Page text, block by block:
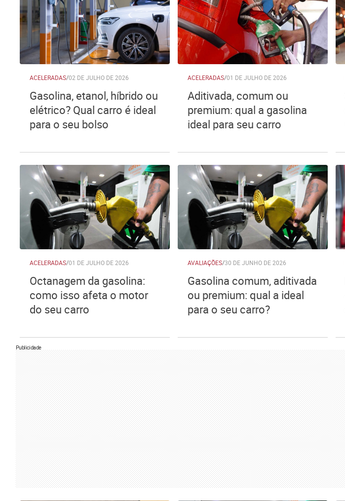
ACELERADAS/02 DE JULHO DE 2026
Gasolina, etanol, híbrido ou
elétrico? Qual carro é ideal
para o seu bolso
ACELERADAS/01 DE JULHO DE 2026
Aditivada, comum ou
premium: qual a gasolina
ideal para seu carro
ACELERADAS/01 DE JULHO DE 2026
Octanagem da gasolina:
como isso afeta o motor
do seu carro
AVALIAÇÕES/30 DE JUNHO DE 2026
Gasolina comum, aditivada
ou premium: qual a ideal
para o seu carro?
Publicidade